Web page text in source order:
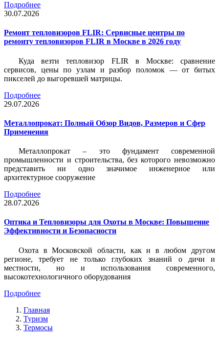
Подробнее
30.07.2026
Ремонт тепловизоров FLIR: Сервисные центры по
ремонту тепловизоров FLIR в Москве в 2026 году
Куда везти тепловизор FLIR в Москве: сравнение
сервисов, цены по узлам и разбор поломок — от битых
пикселей до выгоревшей матрицы.
Подробнее
29.07.2026
Металлопрокат: Полный Обзор Видов, Размеров и Сфер
Применения
Металлопрокат – это фундамент современной
промышленности и строительства, без которого невозможно
представить ни одно значимое инженерное или
архитектурное сооружение
Подробнее
28.07.2026
Оптика и Тепловизоры для Охоты в Москве: Повышение
Эффективности и Безопасности
Охота в Московской области, как и в любом другом
регионе, требует не только глубоких знаний о дичи и
местности, но и использования современного,
высокотехнологичного оборудования
Подробнее
Главная
Туризм
Термосы